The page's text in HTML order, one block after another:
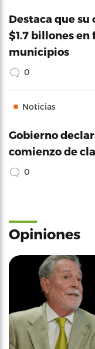
Destaca que
$1.7 billones en
municipios
0
Noticias
Gobierno
comienzo de
0
Opiniones